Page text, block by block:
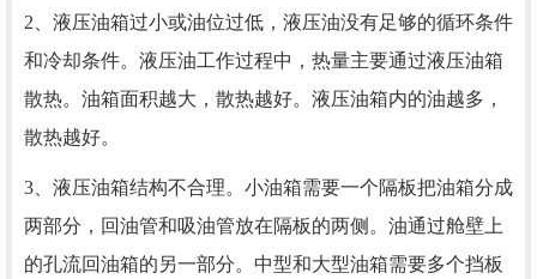
2、液压油箱过小或油位过低，液压油没有足够的循环条件
和冷却条件。液压油工作过程中，热量主要通过液压油箱
散热。油箱面积越大，散热越好。液压油箱内的油越多，
散热越好。
3、液压油箱结构不合理。小油箱需要一个隔板把油箱分成
两部分，回油管和吸油管放在隔板的两侧。油通过舱壁上
的孔流回油箱的另一部分。中型和大型油箱需要多个挡板